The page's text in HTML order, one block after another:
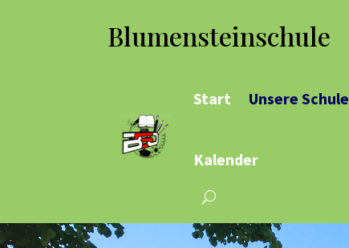
Blumensteinschule
Start Unsere Schule
Kalender